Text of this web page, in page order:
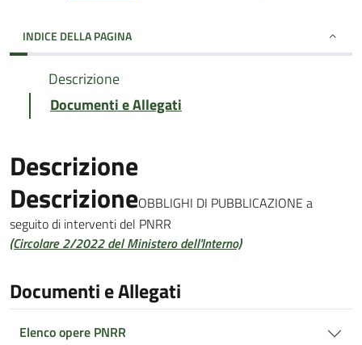
INDICE DELLA PAGINA
Descrizione
Documenti e Allegati
Descrizione
DescrizioneOBBLIGHI DI PUBBLICAZIONE a
seguito di interventi del PNRR
(Circolare 2/2022 del Ministero dell'Interno)
Documenti e Allegati
Elenco opere PNRR